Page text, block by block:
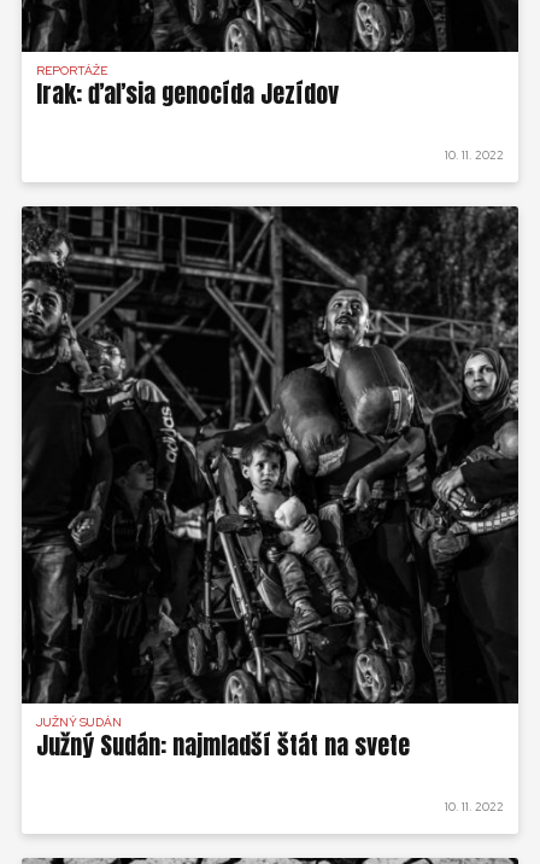
REPORTÁŽE
Irak: ďaľsia genocída Jezídov
10. 11. 2022
JUŽNÝ SUDÁN
Južný Sudán: najmladší štát na svete
10. 11. 2022